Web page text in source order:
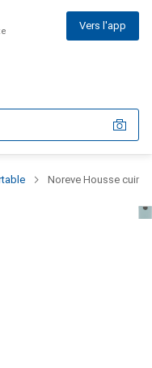
Vers l'app
Noreve Housse cuir